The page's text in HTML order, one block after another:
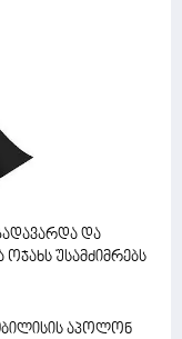
და
უსამძიმრებს
აპოლონ